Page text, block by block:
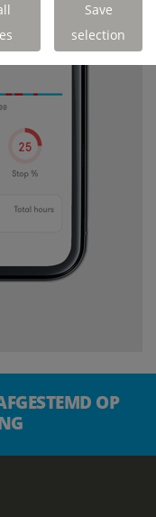
OP
Save
selection